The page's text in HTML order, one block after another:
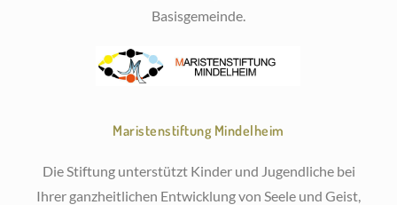
Basisgemeinde.
Maristenstiftung Mindelheim
Die Stiftung unterstützt Kinder und Jugendliche bei
Ihrer ganzheitlichen Entwicklung von Seele und Geist,